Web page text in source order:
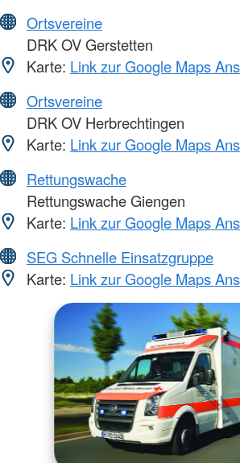
Ortsvereine
DRK OV Gerstetten
Karte: Link zur Google Maps
Ortsvereine
DRK OV Herbrechtingen
Karte: Link zur Google Maps
Rettungswache
Rettungswache Giengen
Karte: Link zur Google Maps
SEG Schnelle Einsatzgruppe
Karte: Link zur Google Maps